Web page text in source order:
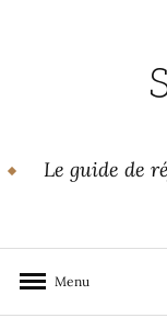
Le guide de
Menu